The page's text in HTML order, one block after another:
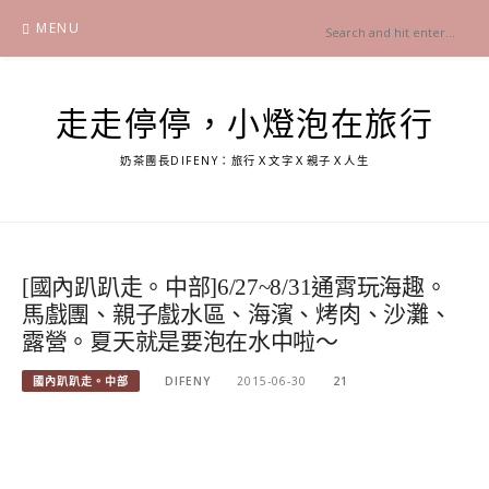
content
MENU
走走停停，小燈泡在旅行
奶茶團長DIFENY：旅行Ｘ文字Ｘ親子Ｘ人生
[國內趴趴走。中部]6/27~8/31通霄玩海趣。
馬戲團、親子戲水區、海濱、烤肉、沙灘、
露營。夏天就是要泡在水中啦～
國內趴趴走。中部 DIFENY 2015-06-30 21